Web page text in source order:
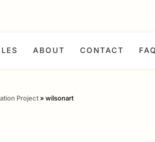
ABOUT CONTACT
Project» wilsonart